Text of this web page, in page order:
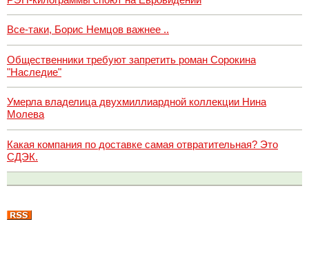
Все-таки, Борис Немцов важнее ..
Общественники требуют запретить роман Сорокина
"Наследие"
Умерла владелица двухмиллиардной коллекции Нина
Молева
Какая компания по доставке самая отвратительная? Это
СДЭК.